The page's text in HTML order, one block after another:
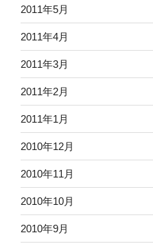
2011年5月
2011年4月
2011年3月
2011年2月
2011年1月
2010年12月
2010年11月
2010年10月
2010年9月